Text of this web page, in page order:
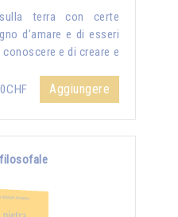
terra con certe
d’amare e di esseri
e di creare e
Aggiungere